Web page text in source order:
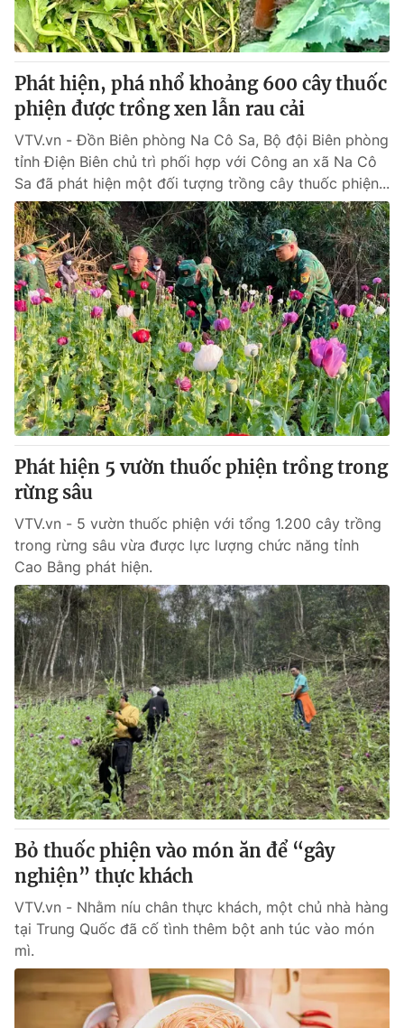
® Cấm sao chép dưới mọi hình thức nếu không có sự chấp
thuận bằng văn bản. Ghi rõ nguồn VTV.vn khi phát hành lại
thông tin từ website này.
Phát hiện, phá nhổ khoảng 600 cây thuốc
phiện được trồng xen lẫn rau cải
VTV.vn - Đồn Biên phòng Na Cô Sa, Bộ đội Biên phòng
tỉnh Điện Biên chủ trì phối hợp với Công an xã Na Cô
Sa đã phát hiện một đối tượng trồng cây thuốc phiện...
Phát hiện 5 vườn thuốc phiện trồng trong
rừng sâu
VTV.vn - 5 vườn thuốc phiện với tổng 1.200 cây trồng
trong rừng sâu vừa được lực lượng chức năng tỉnh
Cao Bằng phát hiện.
Bỏ thuốc phiện vào món ăn để “gây
nghiện” thực khách
VTV.vn - Nhằm níu chân thực khách, một chủ nhà hàng
tại Trung Quốc đã cố tình thêm bột anh túc vào món
mì.